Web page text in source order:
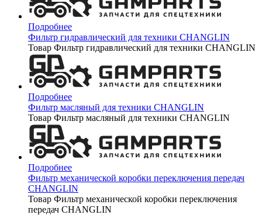
Подробнее
Фильтр гидравлический для техники CHANGLIN
Товар Фильтр гидравлический для техники CHANGLIN
Подробнее
Фильтр масляный для техники CHANGLIN
Товар Фильтр масляный для техники CHANGLIN
Подробнее
Фильтр механической коробки переключения передач
CHANGLIN
Товар Фильтр механической коробки переключения
передач CHANGLIN